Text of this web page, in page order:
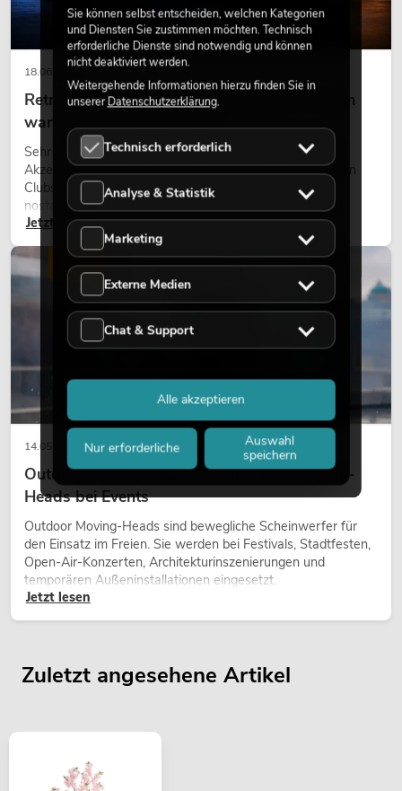
18.06.2026
Retro-Licht im modernen Lichtdesign: Warum
warmes Licht wieder wirkt
Sehr warmes Licht, sichtbare Leuchtflächen und farbige
Akzente prägen viele aktuelle Lichtdesigns auf Bühnen, in
Clubs und bei Events. Retro-Licht ist dabei kein rein
nostalgischer Effekt, sondern ein bewusst eingesetztes
Gestaltungsmittel: Es schafft Atmosphäre, gibt Szenen
Charakter und kann technische LED-Setups emotionaler
wirken lassen.
Jetzt lesen
14.05.2026
Outdoor Moving-Heads: Wetterfeste Moving-
Heads bei Events
Outdoor Moving-Heads sind bewegliche Scheinwerfer für
den Einsatz im Freien. Sie werden bei Festivals, Stadtfesten,
Open-Air-Konzerten, Architekturinszenierungen und
temporären Außeninstallationen eingesetzt.
Jetzt lesen
LICHT
Zuletzt angesehene Artikel
Sie können selbst entscheiden, welchen Kategorien
und Diensten Sie zustimmen möchten. Technisch
erforderliche Dienste sind notwendig und können
nicht deaktiviert werden.
Weitergehende Informationen hierzu finden Sie in
unsererDatenschutzerklärung.
Technisch erforderlich
Analyse & Statistik
Marketing
Externe Medien
Chat & Support
Nur erforderliche
Auswahl
speichern
Alle akzeptieren